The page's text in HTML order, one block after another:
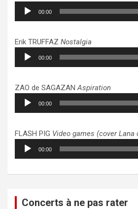
Lecteur
audio
00:00
Erik TRUFFAZ Nostalgia
Lecteur
audio
00:00
ZAO de SAGAZANAspiration
Lecteur
audio
00:00
FLASH PIG Video games (cover Lana
Lecteur
audio
00:00
Concerts à ne pas rater